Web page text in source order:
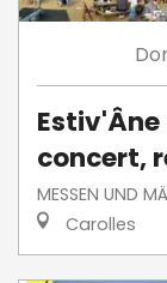
concert,
MESSEN UND
Carolles